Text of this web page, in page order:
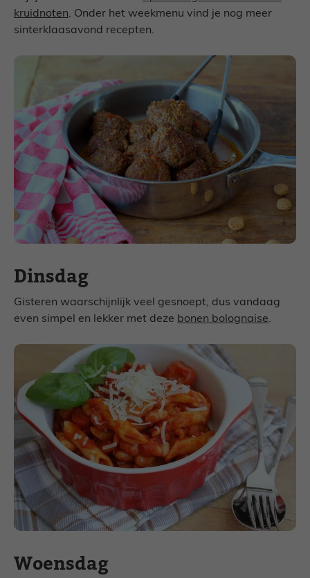
kruidnoten. Onder het weekmenu vind je nog meer
sinterklaasavond recepten.
Dinsdag
Gisteren waarschijnlijk veel gesnoept, dus vandaag
even simpel en lekker met deze bonen bolognaise.
Woensdag